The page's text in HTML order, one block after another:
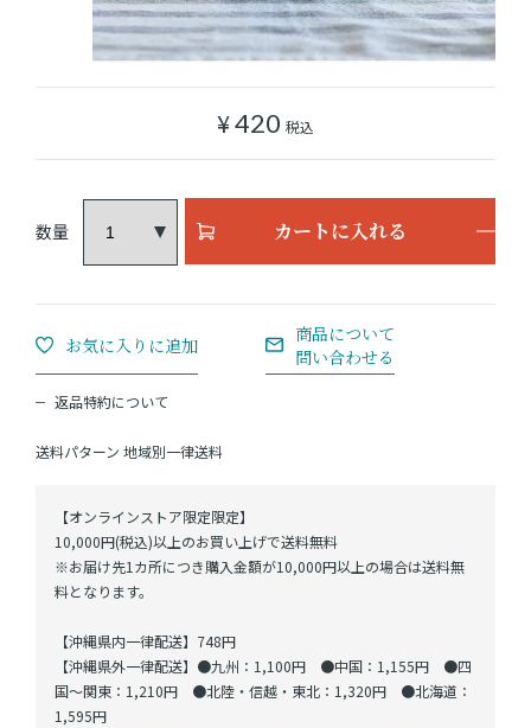
樂園百貨店について
¥420 税込
送料パターン 地域別一律送料
カートに入れる
返品特約について
【オンラインストア限定限定】
10,000円(税込)以上のお買い上げで送料無料
※お届け先1カ所につき購入金額が10,000円以上の場合は送料無
料となります。
【沖縄県内一律配送】748円
【沖縄県外一律配送】●九州：1,100円 ●中国：1,155円 ●四
国～関東：1,210円 ●北陸・信越・東北：1,320円 ●北海道：
1,595円